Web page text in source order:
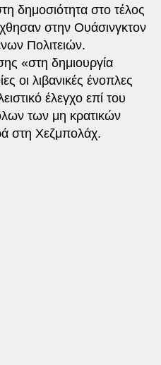
δημοσιότητα στο τέλος
στην Ουάσινγκτον
Πολιτειών.
«στη δημιουργία
οι λιβανικές ένοπλες
έλεγχο επί του
των μη κρατικών
στη Χεζμπολάχ.